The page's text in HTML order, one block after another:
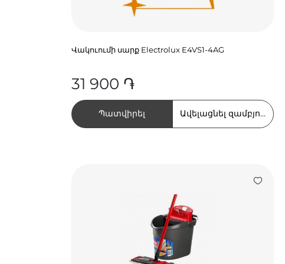
Վակուումի սարք Electrolux E4VS1-4AG
31 900 ֏
Պատվիրել Ավելացնել զամբյուղում